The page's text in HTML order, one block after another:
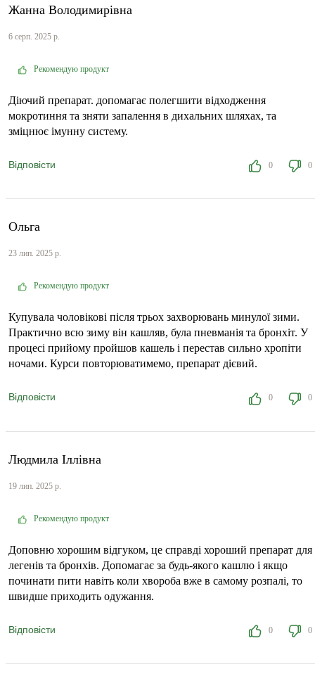
Жанна Володимирівна
6 серп. 2025 р.
Рекомендую продукт
Діючий препарат. допомагає полегшити відходження
мокротиння та зняти запалення в дихальних шляхах, та
зміцнює імунну систему.
Відповісти 0 0
Ольга
23 лип. 2025 р.
Рекомендую продукт
Купувала чоловікові після трьох захворювань минулої зими.
Практично всю зиму він кашляв, була пневманія та бронхіт. У
процесі прийому пройшов кашель і перестав сильно хропіти
ночами. Курси повторюватимемо, препарат дієвий.
Відповісти 0 0
Людмила Іллівна
19 лип. 2025 р.
Рекомендую продукт
Доповню хорошим відгуком, це справді хороший препарат для
легенів та бронхів. Допомагає за будь-якого кашлю і якщо
починати пити навіть коли хвороба вже в самому розпалі, то
швидше приходить одужання.
Відповісти 0 0